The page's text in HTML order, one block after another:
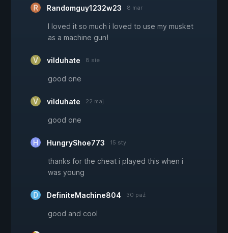
Randomguy1232w23 8 mar
I loved it so much i loved to use my musket
as a machine gun!
vilduhate 8 sie
good one
vilduhate 22 maj
good one
HungryShoe773 15 sty
thanks for the cheat i played this when i
was young
DefiniteMachine804 30 paź
good and cool